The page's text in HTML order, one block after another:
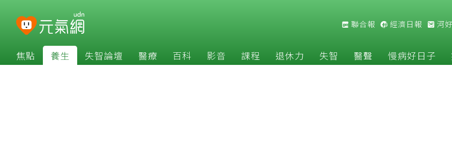
聯合報 經濟日報 河
焦點 養生 失智論壇 醫療 百科 影音 課程 退休力 失智 醫聲 慢病好日子